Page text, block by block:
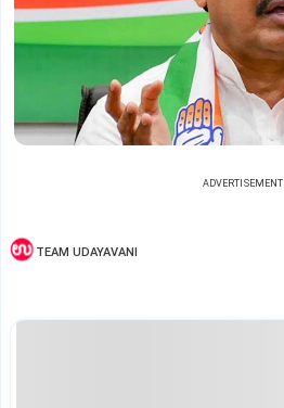
ADVERTISEMENT
TEAM UDAYAVANI